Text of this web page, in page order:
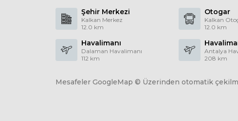
Şehir Merkezi
Kalkan Merkez
12.0 km
Otogar
Kalkan
12.0 km
Havalimanı
Dalaman Havalimanı
112 km
Antalya
208 km
Mesafeler GoogleMap © Üzerinden otomatik